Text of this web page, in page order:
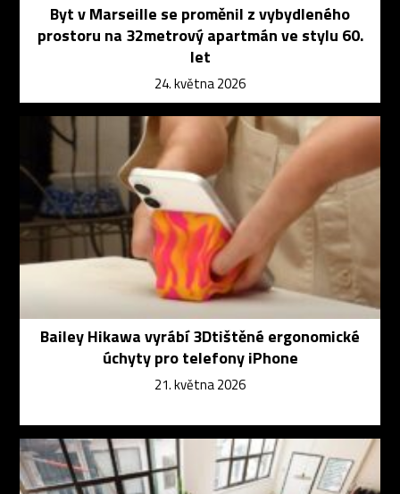
Byt v Marseille se proměnil z vybydleného
prostoru na 32metrový apartmán ve stylu 60.
let
24. května 2026
Bailey Hikawa vyrábí 3Dtištěné ergonomické
úchyty pro telefony iPhone
21. května 2026